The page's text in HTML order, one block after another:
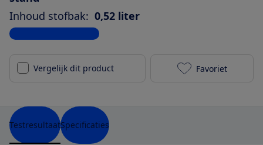
Inhoud stofbak: 0,52 liter
Bekijk alle specificaties
Vergelijk dit product AEG CX7-2-
Favoriet
TestresultaatSpecificaties